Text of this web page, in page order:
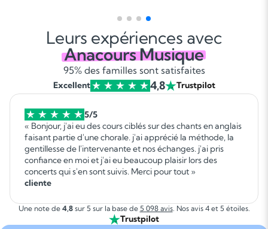
Leurs expériences avec
Anacours Musique
95% des familles sont satisfaites
Excellent 4,8 Trustpilot
5/5
« Bonjour, j'ai eu des cours ciblés sur des chants en anglais
faisant partie d'une chorale. j'ai apprécié la méthode, la
gentillesse de l'intervenante et nos échanges. j'ai pris
confiance en moi et j'ai eu beaucoup plaisir lors des
concerts qui s'en sont suivis. Merci pour tout »
cliente
Une note de 4,8sur 5 sur la base de 5 098 avis. Nos avis 4 et 5 étoiles.
Trustpilot